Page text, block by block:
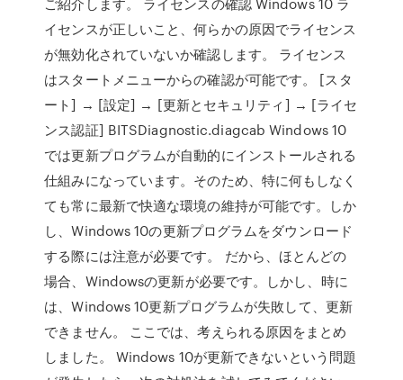
イセンスが正しいこと、何らかの原因でライセンス
が無効化されていないか確認します。 ライセンス
はスタートメニューからの確認が可能です。 [スタ
ート] → [設定] → [更新とセキュリティ] → [ライセ
ンス認証] BITSDiagnostic.diagcab Windows 10
では更新プログラムが自動的にインストールされる
仕組みになっています。そのため、特に何もしなく
ても常に最新で快適な環境の維持が可能です。しか
し、Windows 10の更新プログラムをダウンロード
する際には注意が必要です。 だから、ほとんどの
場合、Windowsの更新が必要です。しかし、時に
は、Windows 10更新プログラムが失敗して、更新
できません。 ここでは、考えられる原因をまとめ
しました。 Windows 10が更新できないという問題